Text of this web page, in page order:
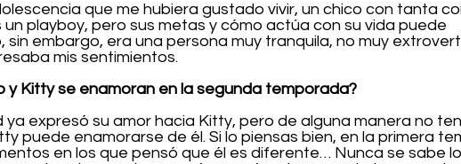
que me hubiera gustado vivir, un chico con tanta
un playboy, pero sus metas y cómo actúa con su vida puede
sin embargo, era una persona muy tranquila, no muy
mis sentimientos.
y Kitty se enamoran en la segunda temporada?
ya expresó su amor hacia Kitty, pero de alguna manera no
puede enamorarse de él. Si lo piensas bien, en la primera
en los que pensó que él es diferente… Nunca se sabe